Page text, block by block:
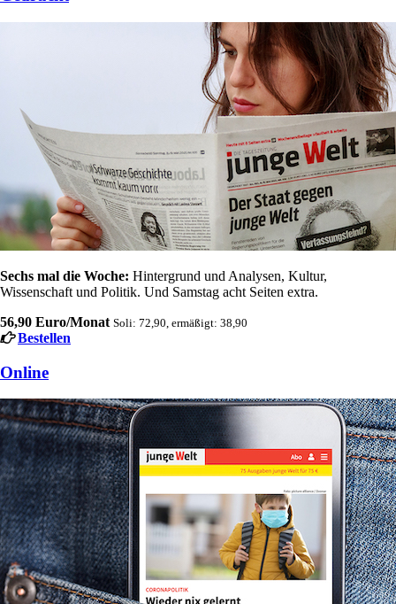
Sechs mal die Woche: Hintergrund und Analysen, Kultur,
Wissenschaft und Politik. Und Samstag acht Seiten extra.
56,90 Euro/Monat Soli: 72,90, ermäßigt: 38,90
Bestellen
Online